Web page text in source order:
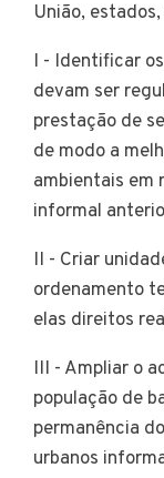
União,
I - Identificar
devam ser
prestação de
de modo a
ambientais em
informal
II - Criar
ordenamento
elas direitos
III - Ampliar o
população de
permanência
urbanos